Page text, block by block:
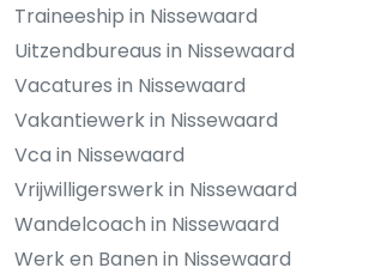
Traineeship in Nissewaard
Uitzendbureaus in Nissewaard
Vacatures in Nissewaard
Vakantiewerk in Nissewaard
Vca in Nissewaard
Vrijwilligerswerk in Nissewaard
Wandelcoach in Nissewaard
Werk en Banen in Nissewaard